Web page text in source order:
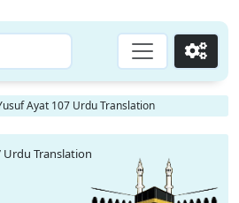
Go
Ayat 107 Urdu Translation
Urdu Translation